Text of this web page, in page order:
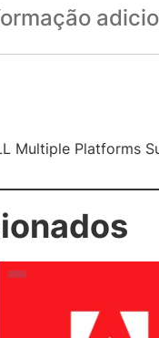
Multiple Platforms